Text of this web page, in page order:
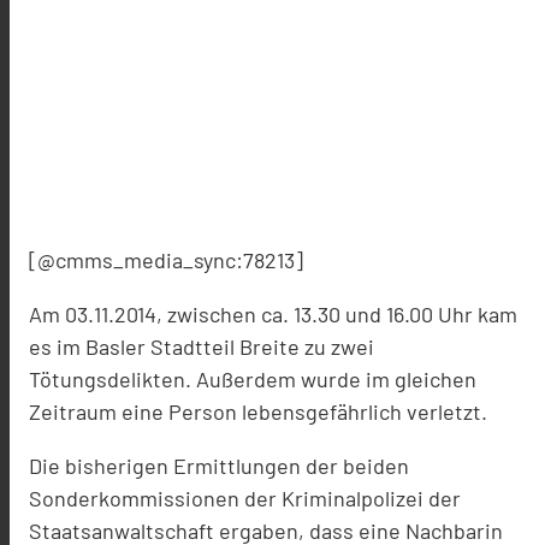
[@cmms_media_sync:78213]
Am 03.11.2014, zwischen ca. 13.30 und 16.00 Uhr kam
es im Basler Stadtteil Breite zu zwei
Tötungsdelikten. Außerdem wurde im gleichen
Zeitraum eine Person lebensgefährlich verletzt.
Die bisherigen Ermittlungen der beiden
Sonderkommissionen der Kriminalpolizei der
Staatsanwaltschaft ergaben, dass eine Nachbarin